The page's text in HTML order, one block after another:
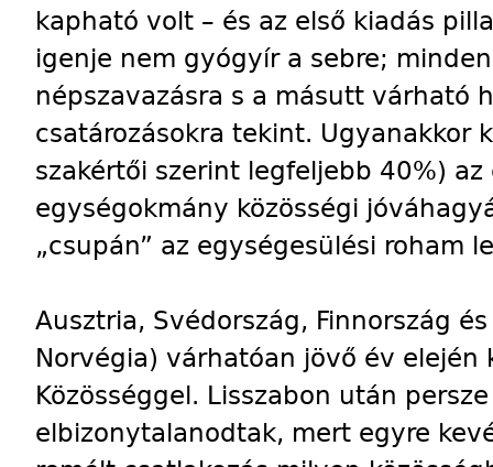
kapható volt – és az első kiadás
igenje nem gyógyír a sebre;
népszavazásra s a másutt várható
csatározásokra tekint. Ugyanakkor
szakértői szerint legfeljebb 40%)
egységokmány közösségi
„csupán” az egységesülési roham
Ausztria, Svédország, Finnország
Norvégia) várhatóan jövő év elején
Közösséggel. Lisszabon után
elbizonytalanodtak, mert egyre